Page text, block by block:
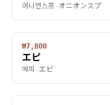
어니언스프 · オニオンスプ
₩7,800
エピ
에피 · エピ